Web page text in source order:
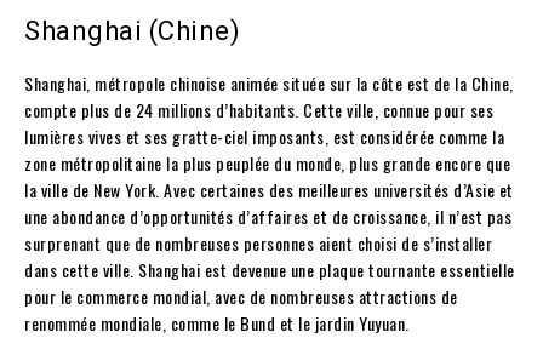
Shanghai (Chine)
Shanghai, métropole chinoise animée située sur la côte est de la Chine,
compte plus de 24 millions d’habitants. Cette ville, connue pour ses
lumières vives et ses gratte-ciel imposants, est considérée comme la
zone métropolitaine la plus peuplée du monde, plus grande encore que
la ville de New York. Avec certaines des meilleures universités d’Asie et
une abondance d’opportunités d’affaires et de croissance, il n’est pas
surprenant que de nombreuses personnes aient choisi de s’installer
dans cette ville. Shanghai est devenue une plaque tournante essentielle
pour le commerce mondial, avec de nombreuses attractions de
renommée mondiale, comme le Bund et le jardin Yuyuan.